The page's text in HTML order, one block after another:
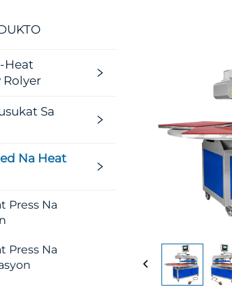
Heat
Rolyer
Sa
Na Heat
Press Na
Press Na